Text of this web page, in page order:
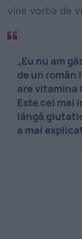
vine vorba de
„Eu nu am
de un român
are vitamina
Este cel mai
lângă
a mai